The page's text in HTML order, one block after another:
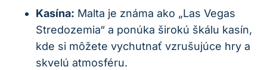
Kasína: Malta je známa ako „Las Vegas
Stredozemia“ a ponúka širokú škálu kasín,
kde si môžete vychutnať vzrušujúce hry a
skvelú atmosféru.